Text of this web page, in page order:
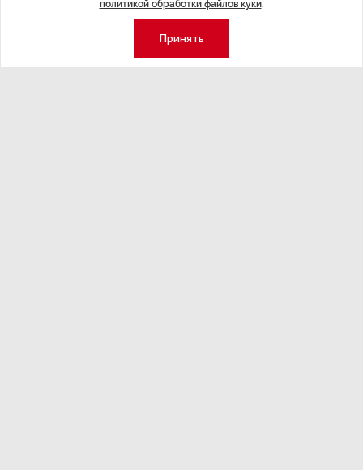
политикой обработки файлов куки.
Принять